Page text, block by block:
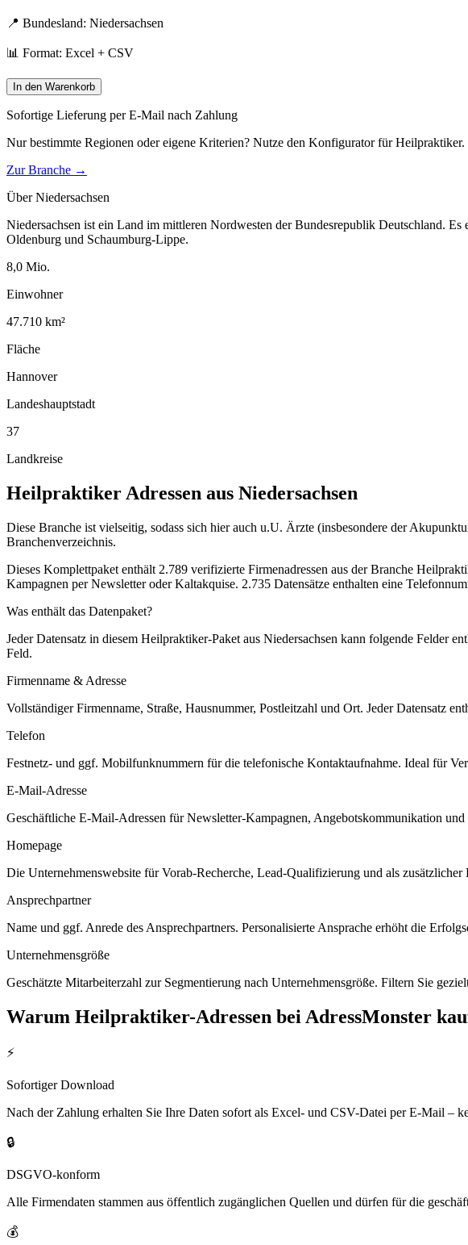
📍 Bundesland: Niedersachsen
📊 Format: Excel + CSV
In den Warenkorb
Sofortige Lieferung per E-Mail nach Zahlung
Nur bestimmte Regionen oder eigene Kriterien? Nutze den Konfigurator fürHeilpraktiker.
Zur Branche →
ÜberNiedersachsen
Niedersachsen ist ein Land im mittleren Nordwesten der Bundesrepublik Deutschland.
Oldenburg und Schaumburg-Lippe.
8,0 Mio.
Einwohner
47.710 km²
Fläche
Hannover
Landeshauptstadt
37
Landkreise
Heilpraktiker Adressen aus Niedersachsen
Diese Branche ist vielseitig, sodass sich hier auch u.U. Ärzte (insbesondere der
Branchenverzeichnis.
Dieses Komplettpaket enthält 2.789 verifizierte Firmenadressen aus der Branche
Kampagnen per Newsletter oder Kaltakquise. 2.735 Datensätze enthalten eine
Was enthält das Datenpaket?
Jeder Datensatz in diesem Heilpraktiker-Paket aus Niedersachsen kann folgende Felder
Feld.
Firmenname & Adresse
Vollständiger Firmenname, Straße, Hausnummer, Postleitzahl und Ort. Jeder Datensatz
Telefon
Festnetz- und ggf. Mobilfunknummern für die telefonische Kontaktaufnahme. Ideal für
E-Mail-Adresse
Geschäftliche E-Mail-Adressen für Newsletter-Kampagnen, Angebotskommunikation
Homepage
Die Unternehmenswebsite für Vorab-Recherche, Lead-Qualifizierung und als
Ansprechpartner
Name und ggf. Anrede des Ansprechpartners. Personalisierte Ansprache erhöht die
Unternehmensgröße
Geschätzte Mitarbeiterzahl zur Segmentierung nach Unternehmensgröße. Filtern Sie
Warum Heilpraktiker-Adressen bei AdressMonster
⚡
Sofortiger Download
Nach der Zahlung erhalten Sie Ihre Daten sofort als Excel- und CSV-Datei per E-Mail –
🔒
DSGVO-konform
Alle Firmendaten stammen aus öffentlich zugänglichen Quellen und dürfen für die
💰